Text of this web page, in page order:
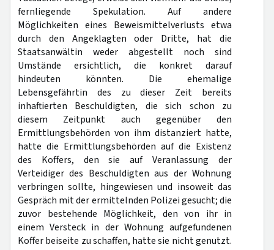
fernliegende Spekulation. Auf andere
Möglichkeiten eines Beweismittelverlusts etwa
durch den Angeklagten oder Dritte, hat die
Staatsanwältin weder abgestellt noch sind
Umstände ersichtlich, die konkret darauf
hindeuten könnten. Die ehemalige
Lebensgefährtin des zu dieser Zeit bereits
inhaftierten Beschuldigten, die sich schon zu
diesem Zeitpunkt auch gegenüber den
Ermittlungsbehörden von ihm distanziert hatte,
hatte die Ermittlungsbehörden auf die Existenz
des Koffers, den sie auf Veranlassung der
Verteidiger des Beschuldigten aus der Wohnung
verbringen sollte, hingewiesen und insoweit das
Gespräch mit der ermittelnden Polizei gesucht; die
zuvor bestehende Möglichkeit, den von ihr in
einem Versteck in der Wohnung aufgefundenen
Koffer beiseite zu schaffen, hatte sie nicht genutzt.